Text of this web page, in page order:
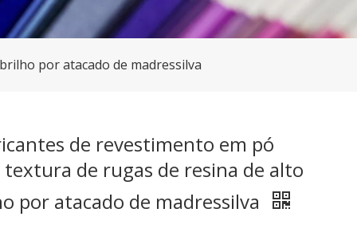
por atacado de madressilva
de revestimento em pó
textura de rugas de resina de alto
por atacado de madressilva